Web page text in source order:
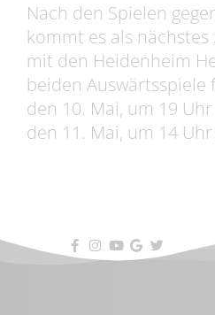
Nach den Spielen
kommt es als
mit den Heidenheim
beiden Auswärtsspiele
den 10. Mai, um 19
den 11. Mai, um 14